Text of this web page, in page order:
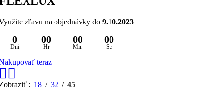
zľavu na objednávky do 9.10.2023
0
Dni
00
Hr
00
Min
00
Sc
teraz
18 32
45